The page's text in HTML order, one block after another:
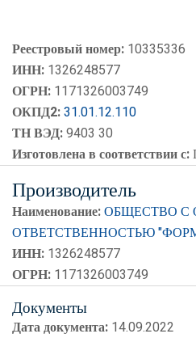
Реестровый номер: 10335336
ИНН: 1326248577
ОГРН: 1171326003749
ОКПД2:31.01.12.110
ТН ВЭД:9403 30
Изготовлена в соответствии с:
Производитель
Наименование:ОБЩЕСТВО С
ОТВЕТСТВЕННОСТЬЮ
ИНН: 1326248577
ОГРН: 1171326003749
Документы
Дата документа: 14.09.2022